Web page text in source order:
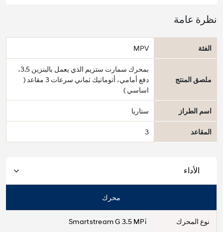
نظرة عامة
الفئة MPV
ملصق المنتج
بمحرك سمارت ستريم الذي يعمل بالبنزين 3.5،
دفع أمامي، أتوماتيك ثماني سرعات 3 مقاعد (
اساسي )
اسم الطراز ستاريا
المقاعد 3
الأداء
محرك
نوع المحرك Smartstream G 3.5 MPi